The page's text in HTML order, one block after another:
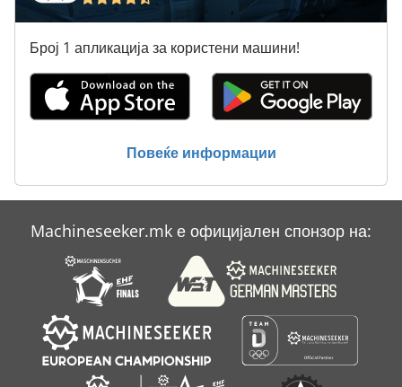
Case Ih 9230
Case Ih 9280
Case Ih 9330
Case Ih Cvx 1195
Case Ih Mx 135
Case Ih Mx 285
Број 1 апликација за користени машини!
Повеќе информации
Machineseeker.mk е официјален спонзор на: